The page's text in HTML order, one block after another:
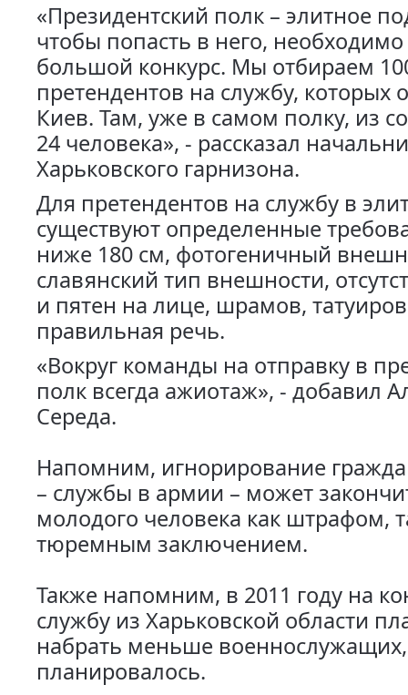
«Президентский полк – элитное
чтобы попасть в него,
большой конкурс. Мы отбираем
претендентов на службу, которых
Киев. Там, уже в самом полку, из
24 человека», - рассказал
Харьковского гарнизона.
Для претендентов на службу в
существуют определенные
ниже 180 см, фотогеничный
славянский тип внешности,
и пятен на лице, шрамов,
правильная речь.
«Вокруг команды на отправку в
полк всегда ажиотаж», - добавил
Середа.
Напомним, игнорирование
– службы в армии – может
молодого человека как штрафом,
тюремным заключением.
Также напомним, в 2011 году на
службу из Харьковской области
набрать меньше
планировалось.